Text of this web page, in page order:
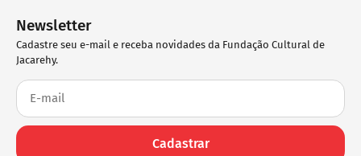
Newsletter
Cadastre seu e-mail e receba novidades da Fundação Cultural de
Jacarehy.
Cadastrar